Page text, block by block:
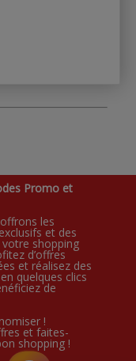
Promo et
les
et des
shopping
d’offres
et réalisez des
quelques clics
de
!
et faites-
shopping !